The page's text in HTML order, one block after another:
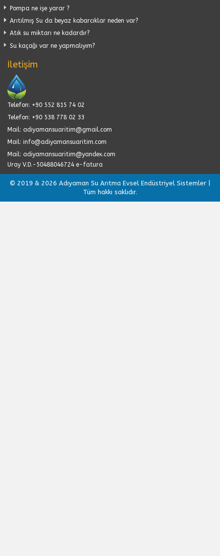
Pompa ne işe yarar ?
Arıtılmış Su da beyaz kabarcıklar neden var?
Atık su miktarı ne kadardır?
Su kaçağı var ne yapmalıyım?
İletişim
Telefon: +90 552 815 74 02
Telefon: +90 538 778 02 33
Mail: adiyamansuaritim@gmail.com
Mail: info@adiyamansuaritim.com
Mail: adiyamansuaritim@yandex.com
Uray V.D.-50488046724 e-fatura
© 2019 & 2026 Adıyaman Su Arıtma Evsel Endüstriyel Sistemler |
Tüm hakkı saklıdır.